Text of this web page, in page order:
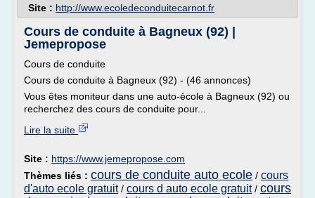
Site : http://www.ecoledeconduitecarnot.fr
Cours de conduite à Bagneux (92) |
Jemepropose
Cours de conduite
Cours de conduite à Bagneux (92) - (46 annonces)
Vous êtes moniteur dans une auto-école à Bagneux (92) ou
recherchez des cours de conduite pour...
Lire la suite
Site : https://www.jemepropose.com
Thèmes liés : cours de conduite auto ecole / cours
d'auto ecole gratuit/ cours d auto ecole gratuit/ cours